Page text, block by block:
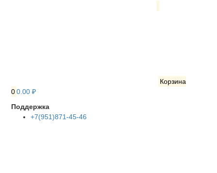
Корзина
00.00 ₽
Поддержка
+7(951)871-45-46